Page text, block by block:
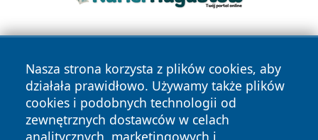
Nasza strona korzysta z plików cookies, aby
działała prawidłowo. Używamy także plików
cookies i podobnych technologii od
zewnętrznych dostawców w celach
analitycznych, marketingowych i
Copyright © 2026 naszkedzierzyn.pl Wszystkie prawa